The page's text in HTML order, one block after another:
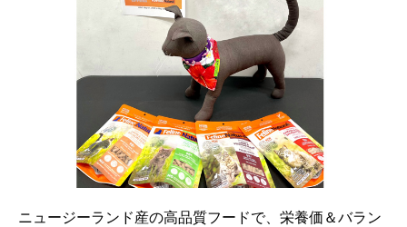
ニュージーランド産の高品質フードで、栄養価＆バラン